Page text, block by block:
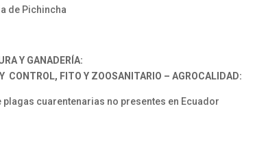
de Pichincha
Y GANADERÍA:
CONTROL, FITO Y ZOOSANITARIO – AGROCALIDAD:
plagas cuarentenarias no presentes en Ecuador